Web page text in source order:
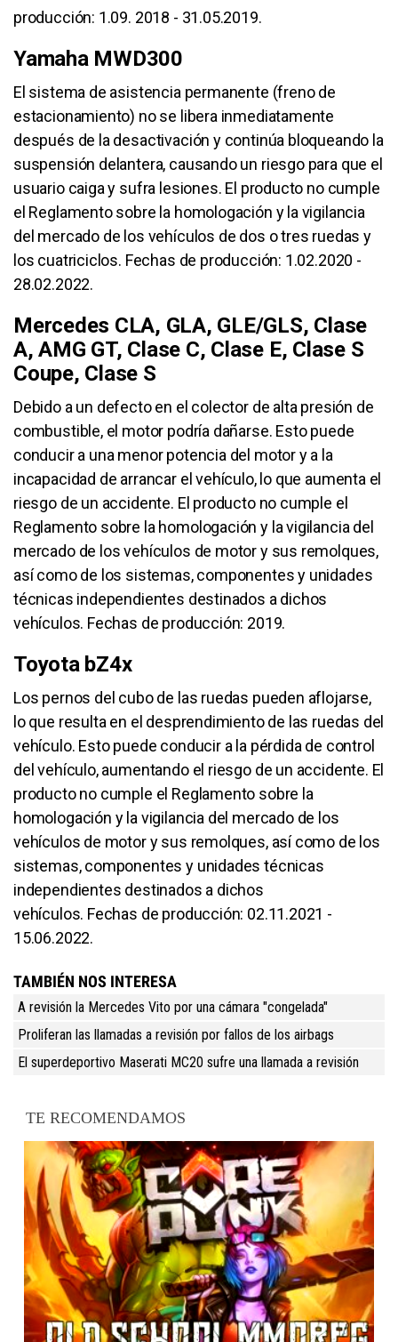
producción: 1.09. 2018 - 31.05.2019.
Yamaha MWD300
El sistema de asistencia permanente (freno de
estacionamiento) no se libera inmediatamente
después de la desactivación y continúa bloqueando la
suspensión delantera, causando un riesgo para que el
usuario caiga y sufra lesiones. El producto no cumple
el Reglamento sobre la homologación y la vigilancia
del mercado de los vehículos de dos o tres ruedas y
los cuatriciclos. Fechas de producción: 1.02.2020 -
28.02.2022.
Mercedes CLA, GLA, GLE/GLS, Clase
A, AMG GT, Clase C, Clase E, Clase S
Coupe, Clase S
Debido a un defecto en el colector de alta presión de
combustible, el motor podría dañarse. Esto puede
conducir a una menor potencia del motor y a la
incapacidad de arrancar el vehículo, lo que aumenta el
riesgo de un accidente. El producto no cumple el
Reglamento sobre la homologación y la vigilancia del
mercado de los vehículos de motor y sus remolques,
así como de los sistemas, componentes y unidades
técnicas independientes destinados a dichos
vehículos. Fechas de producción: 2019.
Toyota bZ4x
Los pernos del cubo de las ruedas pueden aflojarse,
lo que resulta en el desprendimiento de las ruedas del
vehículo. Esto puede conducir a la pérdida de control
del vehículo, aumentando el riesgo de un accidente. El
producto no cumple el Reglamento sobre la
homologación y la vigilancia del mercado de los
vehículos de motor y sus remolques, así como de los
sistemas, componentes y unidades técnicas
independientes destinados a dichos
vehículos. Fechas de producción: 02.11.2021 -
15.06.2022.
TAMBIÉN NOS INTERESA
A revisión la Mercedes Vito por una cámara "congelada"
Proliferan las llamadas a revisión por fallos de los airbags
El superdeportivo Maserati MC20 sufre una llamada a revisión
TE RECOMENDAMOS